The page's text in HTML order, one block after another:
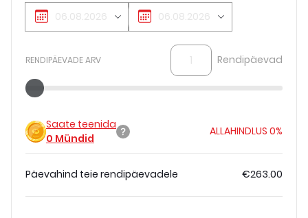
RENDIPÄEVADE ARV Rendipäevad
Saate teenida
0 Mündid
ALLAHINDLUS 0%
Päevahind teie rendipäevadele €263.00